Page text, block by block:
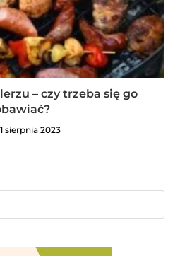
– czy trzeba się go
sierpnia 2023